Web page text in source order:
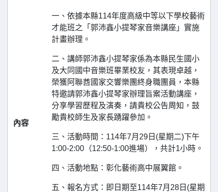
內容
一、依據本縣114年度高級中等以下學校藝術
才能班之「郭沛鑫小提琴家音樂講座」實施
計畫辦理。
二、講師郭沛鑫小提琴家係為本縣民生國小
及大同國中音樂班畢業校友，其表現卓越，
榮獲阿聯酋國家交響樂團終身職團員，本縣
特邀請郭沛鑫小提琴家辦理旨案活動講座，
分享學習歷程及演奏，請貴校公告周知，鼓
勵貴校師生及家長踴躍參加。
三、活動時間：114年7月29日(星期二)下午
1:00-2:00（12:50-1:00進場），共計1小時。
四、活動地點：彰化藝術高中展翼館。
五、報名方式：即日期至114年7月28日(星期